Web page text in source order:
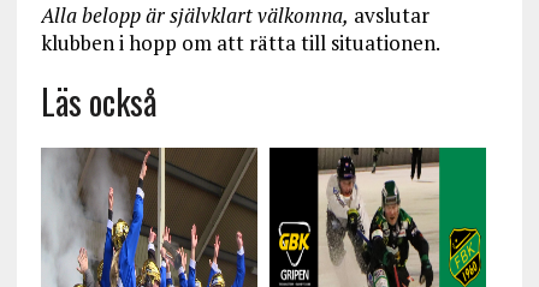
Alla belopp är självklart välkomna, avslutar
klubben i hopp om att rätta till situationen.
Läs också